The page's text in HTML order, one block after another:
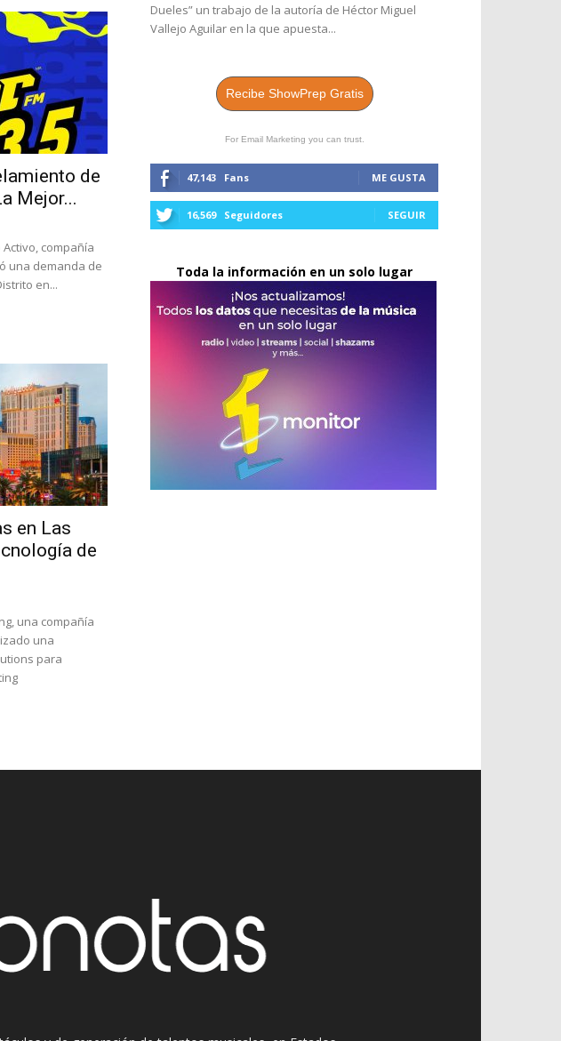
de
Mejor...
compañía
una demanda de
en...
en Las
de
una compañía
una
para
Dueles” un trabajo de la autoría de Héctor Miguel
Vallejo Aguilar en la que apuesta...
Recibe ShowPrep Gratis
For Email Marketing you can trust.
47,143 Fans ME GUSTA
16,569 Seguidores SEGUIR
Toda la información en un solo lugar